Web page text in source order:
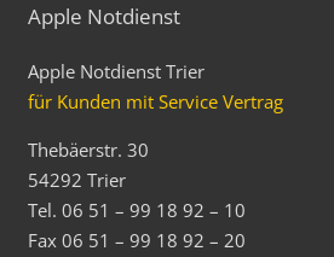
Apple Notdienst
Apple Notdienst Trier
für Kunden mit Service Vertrag
Thebäerstr. 30
54292 Trier
Tel. 06 51 – 99 18 92 – 10
Fax 06 51 – 99 18 92 – 20